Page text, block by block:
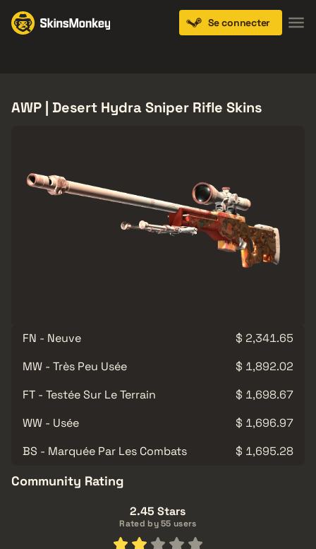
Se connecter
AWP | Desert Hydra Sniper Rifle Skins
FN - Neuve
$ 2,341.65
MW - Très Peu Usée
$ 1,892.02
FT - Testée Sur Le Terrain
$ 1,698.67
WW - Usée
$ 1,696.97
BS - Marquée Par Les Combats
$ 1,695.28
Community Rating
2.45 Stars
Rated by 55 users